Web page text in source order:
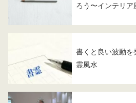
ろう〜インテリア
書くと良い波動を
霊風水